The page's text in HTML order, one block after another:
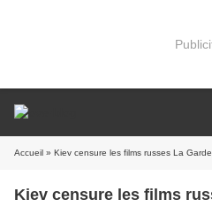
Accueil » Kiev censure les films russes La
Kiev censure les films